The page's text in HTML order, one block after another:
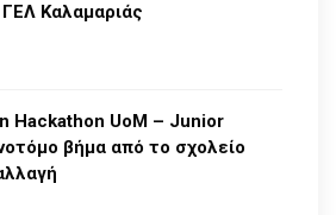
Καλαμαριάς
Hackathon UoM – Junior
βήμα από το σχολείο